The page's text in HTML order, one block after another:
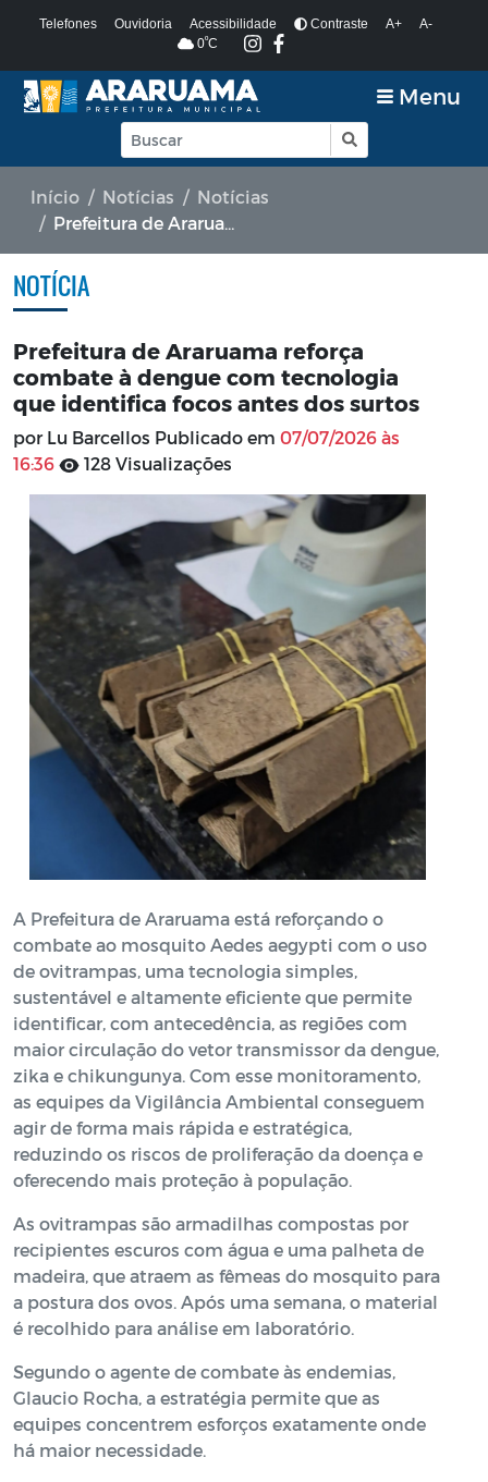
Telefones Ouvidoria Acessibilidade Contraste A+
A-
0ºC
Menu
Início Notícias
Notícias
Prefeitura de Araruama reforça combate à dengue com tecnologia que identifica focos antes dos surtos
NOTÍCIA
Prefeitura de Araruama reforça
combate à dengue com tecnologia
que identifica focos antes dos surtos
por Lu Barcellos Publicado em 07/07/2026 às
16:36
128 Visualizações
A Prefeitura de Araruama está reforçando o
combate ao mosquito Aedes aegypti com o uso
de ovitrampas, uma tecnologia simples,
sustentável e altamente eficiente que permite
identificar, com antecedência, as regiões com
maior circulação do vetor transmissor da dengue,
zika e chikungunya. Com esse monitoramento,
as equipes da Vigilância Ambiental conseguem
agir de forma mais rápida e estratégica,
reduzindo os riscos de proliferação da doença e
oferecendo mais proteção à população.
As ovitrampas são armadilhas compostas por
recipientes escuros com água e uma palheta de
madeira, que atraem as fêmeas do mosquito para
a postura dos ovos. Após uma semana, o material
é recolhido para análise em laboratório.
Segundo o agente de combate às endemias,
Glaucio Rocha, a estratégia permite que as
equipes concentrem esforços exatamente onde
há maior necessidade.